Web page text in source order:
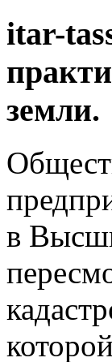
itar-
земли.
в